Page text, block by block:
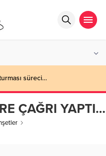
süreci…
ÇAĞRI YAPTI…